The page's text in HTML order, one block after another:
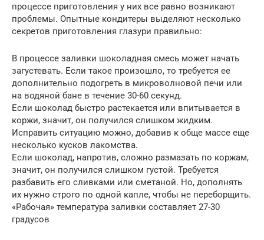
процессе приготовления у них все равно возникают
проблемы. Опытные кондитеры выделяют несколько
секретов приготовления глазури правильно:
В процессе заливки шоколадная смесь может начать
загустевать. Если такое произошло, то требуется ее
дополнительно подогреть в микроволновой печи или
на водяной бане в течение 30-60 секунд.
Если шоколад быстро растекается или впитывается в
коржи, значит, он получился слишком жидким.
Исправить ситуацию можно, добавив к обще массе еще
несколько кусков лакомства.
Если шоколад, напротив, сложно размазать по коржам,
значит, он получился слишком густой. Требуется
разбавить его сливками или сметаной. Но, дополнять
их нужно строго по одной капле, чтобы не переборщить.
«Рабочая» температура заливки составляет 27-30
градусов